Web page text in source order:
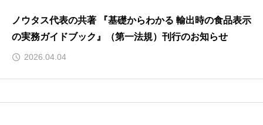
ノウタス代表の共著 『基礎からわかる 輸出時の食品表示
の実務ガイドブック』（第一法規）刊行のお知らせ
2026.04.04